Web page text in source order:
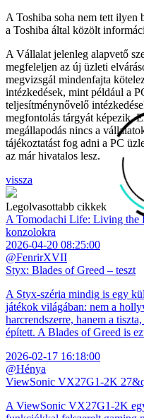
A Toshiba soha nem tett ilyen
a Toshiba által közölt
A Vállalat jelenleg alapvető
megfeleljen az új üzleti
megvizsgál mindenfajta
intézkedések, mint például a
teljesítménynővelő
megfontolás tárgyát képezik.
megállapodás nincs a
tájékoztatást fog adni a PC
az már hivatalos lesz.
vissza
Legolvasottabb cikkek
A Tomodachi Life: Living the
konzolokra
2026-04-20 08:25:00
@FenrirXVII
Styx: Blades of Greed – teszt
A Styx-széria mindig is egy
játékok világában: nem a
harcrendszerre, hanem a
épített. A Blades of Greed is
2026-02-17 16:18:00
@Hénya
ViewSonic VX27G1-2K
A ViewSonic VX27G1-2K